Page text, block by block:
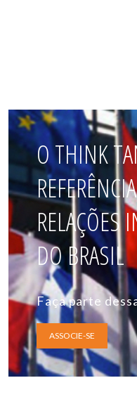
O THINK
RELAÇÕES
DO BRASIL
Faça parte
ASSOCIE-SE